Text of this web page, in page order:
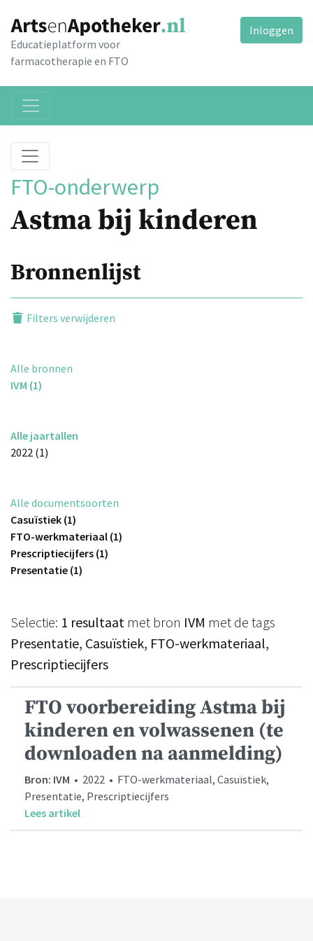
Educatieplatform voor
farmacotherapie en FTO
Inloggen
FTO-onderwerp
Astma bij kinderen
Bronnenlijst
Filters verwijderen
Alle bronnen
IVM (1)
Alle jaartallen
2022 (1)
Alle documentsoorten
Casuïstiek (1)
FTO-werkmateriaal (1)
Prescriptiecijfers (1)
Presentatie (1)
Selectie: 1 resultaat met bron IVM met de tags
Presentatie, Casuïstiek, FTO-werkmateriaal,
Prescriptiecijfers
FTO voorbereiding Astma bij
kinderen en volwassenen (te
downloaden na aanmelding)
Bron: IVM • 2022 • FTO-werkmateriaal, Casuïstiek,
Presentatie, Prescriptiecijfers
Lees artikel